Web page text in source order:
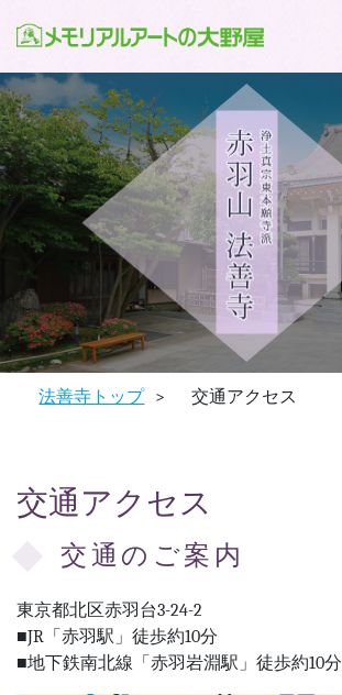
法善寺トップ > 交通アクセス
交通アクセス
交通のご案内
東京都北区赤羽台3-24-2
■JR「赤羽駅」徒歩約10分
■地下鉄南北線「赤羽岩淵駅」徒歩約10分